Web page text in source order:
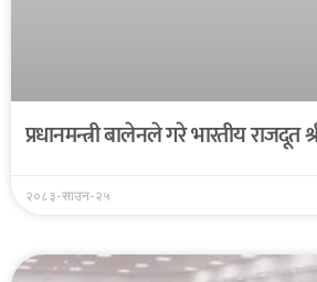
प्रधानमन्त्री बालेनले गरे भारतीय राजदूत
२०८३-साउन-२५